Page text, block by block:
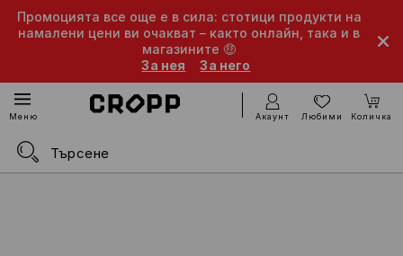
Промоцията все още е в сила: стотици продукти на
намалени цени ви очакват – както онлайн, така и в
магазините 🤑
За нея
За него
Меню Акаунт Любими Количка